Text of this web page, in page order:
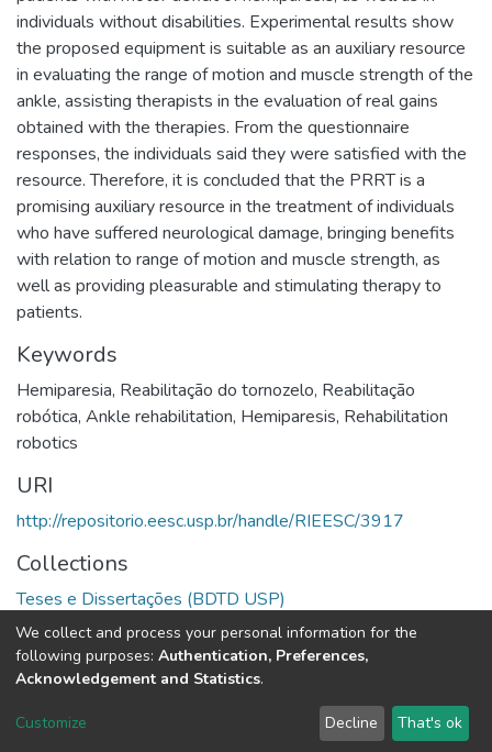
individuals without disabilities. Experimental results show
the proposed equipment is suitable as an auxiliary resource
in evaluating the range of motion and muscle strength of the
ankle, assisting therapists in the evaluation of real gains
obtained with the therapies. From the questionnaire
responses, the individuals said they were satisfied with the
resource. Therefore, it is concluded that the PRRT is a
promising auxiliary resource in the treatment of individuals
who have suffered neurological damage, bringing benefits
with relation to range of motion and muscle strength, as
well as providing pleasurable and stimulating therapy to
patients.
Keywords
Hemiparesia, Reabilitação do tornozelo, Reabilitação
robótica, Ankle rehabilitation, Hemiparesis, Rehabilitation
robotics
URI
http://repositorio.eesc.usp.br/handle/RIEESC/3917
Collections
Teses e Dissertações (BDTD USP)
Full item page
DSpace software copyright © 2002-2026 LYRASIS
Send Feedback
We collect and process your personal information for the
following purposes: Authentication, Preferences,
Acknowledgement and Statistics.
Customize Decline That's ok